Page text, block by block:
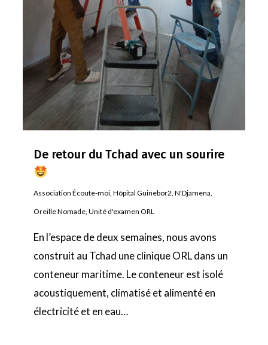
De retour du Tchad avec un sourire
Association Écoute-moi ,Hôpital Guinebor2 ,N'Djamena
Oreille Nomade ,Unité d'examen ORL
En l’espace de deux semaines, nous avons
construit au Tchad une clinique ORL dans un
conteneur maritime. Le conteneur est isolé
acoustiquement, climatisé et alimenté en
électricité et en eau…